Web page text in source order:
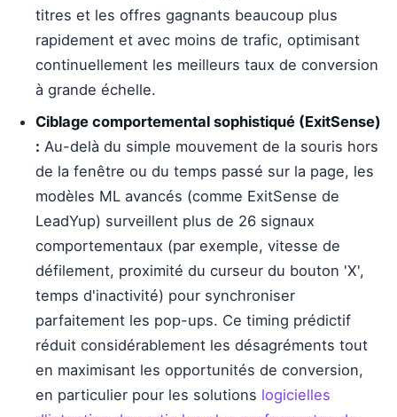
titres et les offres gagnants beaucoup plus
rapidement et avec moins de trafic, optimisant
continuellement les meilleurs taux de conversion
à grande échelle.
Ciblage comportemental sophistiqué (ExitSense)
: Au-delà du simple mouvement de la souris hors
de la fenêtre ou du temps passé sur la page, les
modèles ML avancés (comme ExitSense de
LeadYup) surveillent plus de 26 signaux
comportementaux (par exemple, vitesse de
défilement, proximité du curseur du bouton 'X',
temps d'inactivité) pour synchroniser
parfaitement les pop-ups. Ce timing prédictif
réduit considérablement les désagréments tout
en maximisant les opportunités de conversion,
en particulier pour les solutions logicielles